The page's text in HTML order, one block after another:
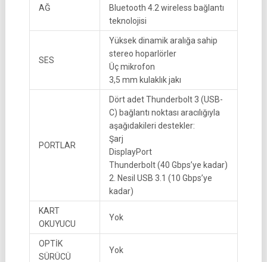
AĞ
Bluetooth 4.2 wireless bağlantı
teknolojisi
SES
Yüksek dinamik aralığa sahip
stereo hoparlörler
Üç mikrofon
3,5 mm kulaklık jakı
PORTLAR
Dört adet Thunderbolt 3 (USB-
C) bağlantı noktası aracılığıyla
aşağıdakileri destekler:
Şarj
DisplayPort
Thunderbolt (40 Gbps’ye kadar)
2. Nesil USB 3.1 (10 Gbps’ye
kadar)
KART
OKUYUCU
Yok
OPTİK
SÜRÜCÜ
Yok